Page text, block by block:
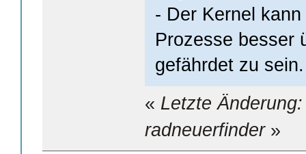
- Der Kernel
Prozesse besser
gefährdet zu sein.
« Letzte
radneuerfinder»